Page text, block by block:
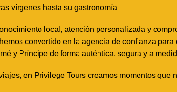
vírgenes hasta su gastronomía.
local, atención personalizada y
convertido en la agencia de confianza para
y Príncipe de forma auténtica, segura y a
en Privilege Tours creamos momentos que